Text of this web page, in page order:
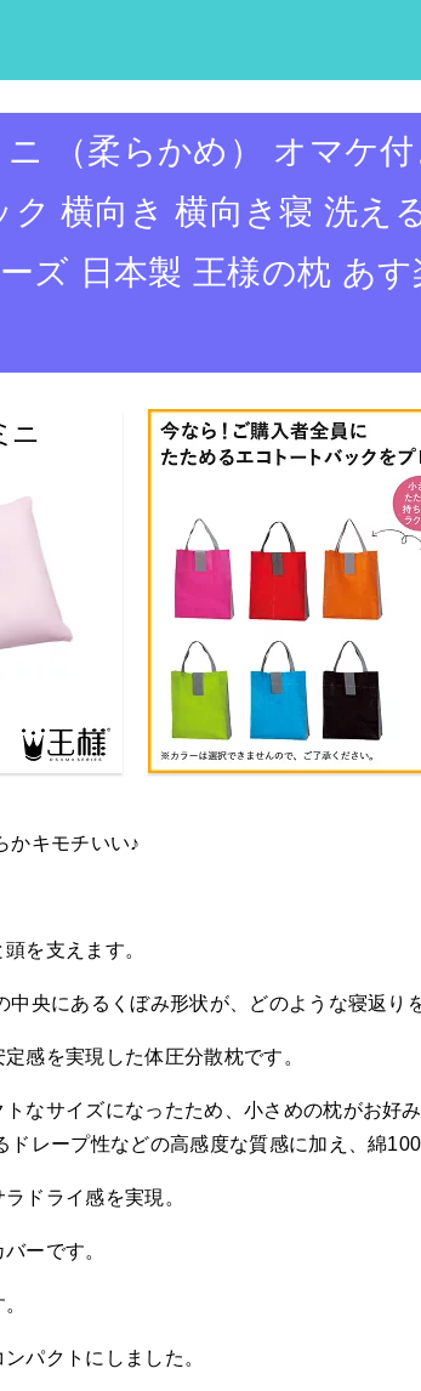
ニ （柔らかめ） オマケ
横向き 横向き寝 洗え
ズ 日本製 王様の枕 あ
かキモチいい♪
を支えます。
中央にあるくぼみ形状が、どのような寝返り
感を実現した体圧分散枕です。
なサイズになったため、小さめの枕がお好
レープ性などの高感度な質感に加え、綿
ドライ感を実現。
ーです。
パクトにしました。